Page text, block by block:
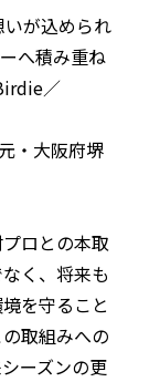
が込められ
へ積み重ね
／
・大阪府堺
ロとの本取
く、将来も
を守ること
取組みへの
ーズンの更